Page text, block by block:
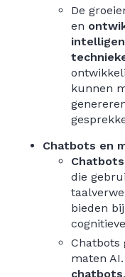
De
en
kunnen
Chatbots en
Chatbots
die
bieden
Chatbots
maten
chatbots